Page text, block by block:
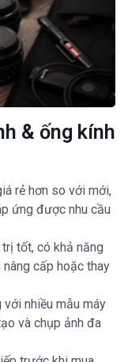
& ống kính
rẻ hơn so với mới,
ứng được nhu cầu
tốt, có khả năng
cấp hoặc thay
nhiều mẫu máy
và chụp ảnh đa